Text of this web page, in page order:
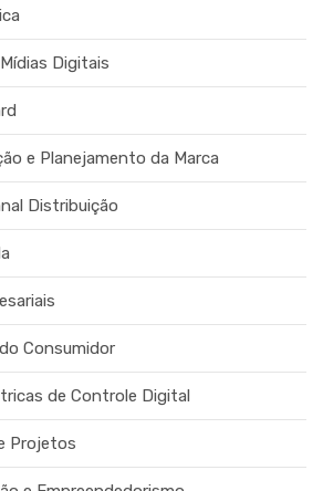
Digitais
e Planejamento da Marca
Distribuição
Consumidor
de Controle Digital
Projetos